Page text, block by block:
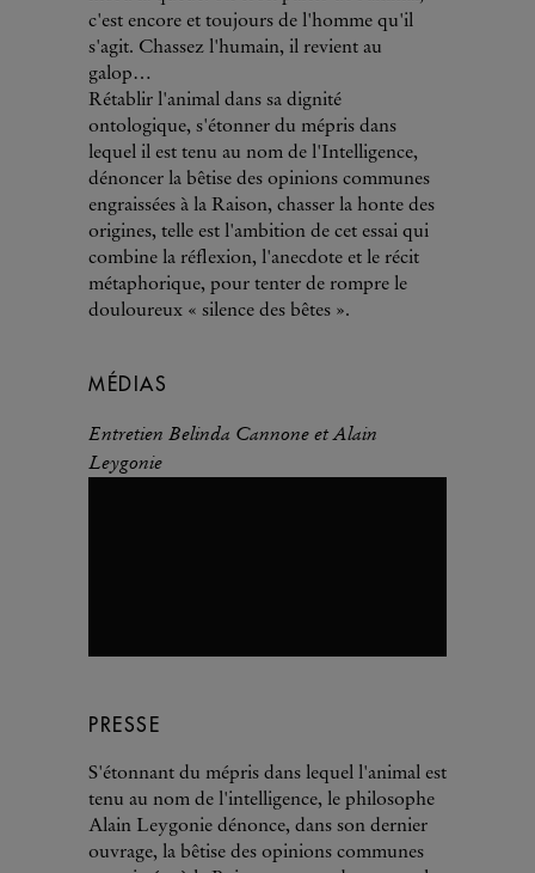
c'est encore et toujours de l'homme qu'il
s'agit. Chassez l'humain, il revient au
galop…
Rétablir l'animal dans sa dignité
ontologique, s'étonner du mépris dans
lequel il est tenu au nom de l'Intelligence,
dénoncer la bêtise des opinions communes
engraissées à la Raison, chasser la honte des
origines, telle est l'ambition de cet essai qui
combine la réflexion, l'anecdote et le récit
métaphorique, pour tenter de rompre le
douloureux « silence des bêtes ».
MÉDIAS
Entretien Belinda Cannone et Alain
Leygonie
PRESSE
S'étonnant du mépris dans lequel l'animal est
tenu au nom de l'intelligence, le philosophe
Alain Leygonie dénonce, dans son dernier
ouvrage, la bêtise des opinions communes